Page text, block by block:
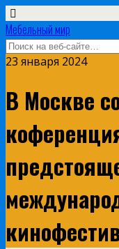
Мебельный мир
23 января 2024
В Москве